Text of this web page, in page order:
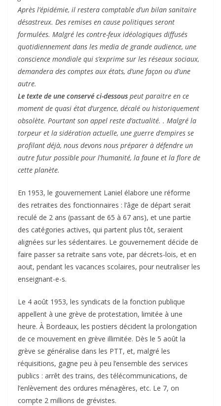
Après l’épidémie, il restera comptable d’un bilan sanitaire
désastreux. Des remises en cause politiques seront
formulées. Malgré les contre-feux idéologiques diffusés
quotidiennement dans les media de grande audience, une
conscience mondiale qui s’exprime sur les réseaux sociaux,
demandera des comptes aux états, d’une façon ou d’une
autre.
Le texte de une conservé ci-dessous peut paraitre en ce
moment de quasi état d’urgence, décalé ou historiquement
obsolète. Pourtant son appel reste d’actualité. . Malgré la
torpeur et la sidération actuelle, une guerre d’empires se
profilant déjà, nous devons nous préparer à défendre un
autre futur possible pour l’humanité, la faune et la flore de
cette planète.
En 1953, le gouvernement Laniel élabore une réforme
des retraites des fonctionnaires : l’âge de départ serait
reculé de 2 ans (passant de 65 à 67 ans), et une partie
des catégories actives, qui partent plus tôt, seraient
alignées sur les sédentaires. Le gouvernement décide de
faire passer sa retraite sans vote, par décrets-lois, et en
aout, pendant les vacances scolaires, pour neutraliser les
enseignant-e-s.
Le 4 août 1953, les syndicats de la fonction publique
appellent à une grève de protestation, limitée à une
heure. À Bordeaux, les postiers décident la prolongation
de ce mouvement en grève illimitée. Dès le 5 août la
grève se généralise dans les PTT, et, malgré les
réquisitions, gagne peu à peu l’ensemble des services
publics : arrêt des trains, des télécommunications, de
l’enlèvement des ordures ménagères, etc. Le 7, on
compte 2 millions de grévistes.